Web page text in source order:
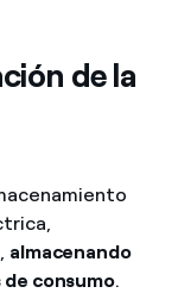
de la
almacenando
consumo.